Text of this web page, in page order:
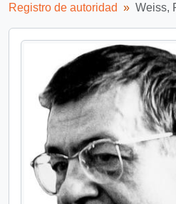
Registro de autoridad Weiss,